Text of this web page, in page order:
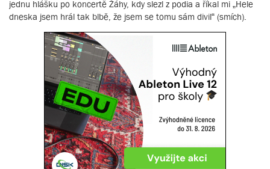
jednu hlášku po koncertě Žáhy, kdy slezl z podia a říkal mi „Hele
dneska jsem hrál tak blbě, že jsem se tomu sám divil“ (smích).